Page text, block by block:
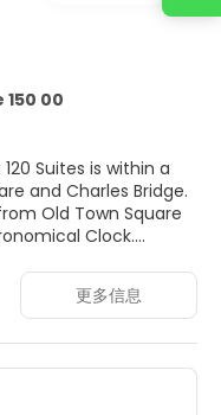
00
Suites is within a
and Charles Bridge.
Old Town Square
Clock.
include
and concierge
117 guestrooms,
televisions with digital
更多信息